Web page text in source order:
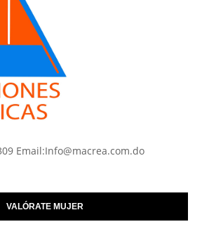
Email:Info@macrea.com.do
VALÓRATE MUJER